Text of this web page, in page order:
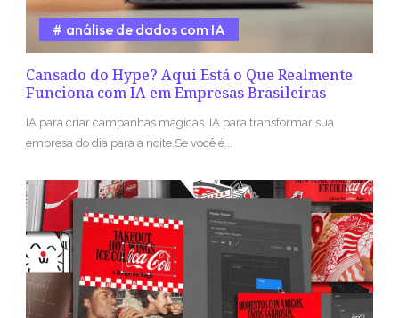
Cansado do Hype? Aqui Está o Que Realmente
Funciona com IA em Empresas Brasileiras
análise de dados com IA
IA para criar campanhas mágicas. IA para transformar sua
empresa do dia para a noite.Se você é...